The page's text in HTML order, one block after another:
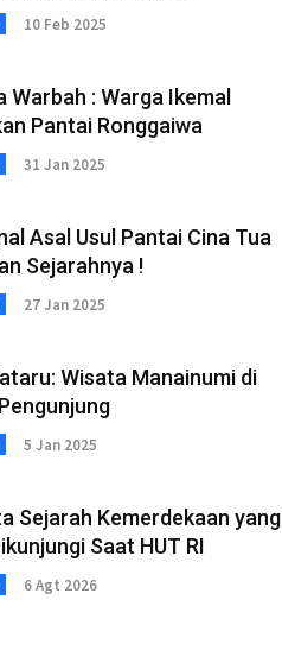
10 Feb 2025
Warbah : Warga Ikemal
Pantai Ronggaiwa
31 Jan 2025
Asal Usul Pantai Cina Tua
Sejarahnya !
27 Jan 2025
Wisata Manainumi di
5 Jan 2025
Sejarah Kemerdekaan yang
Saat HUT RI
6 Agt 2026